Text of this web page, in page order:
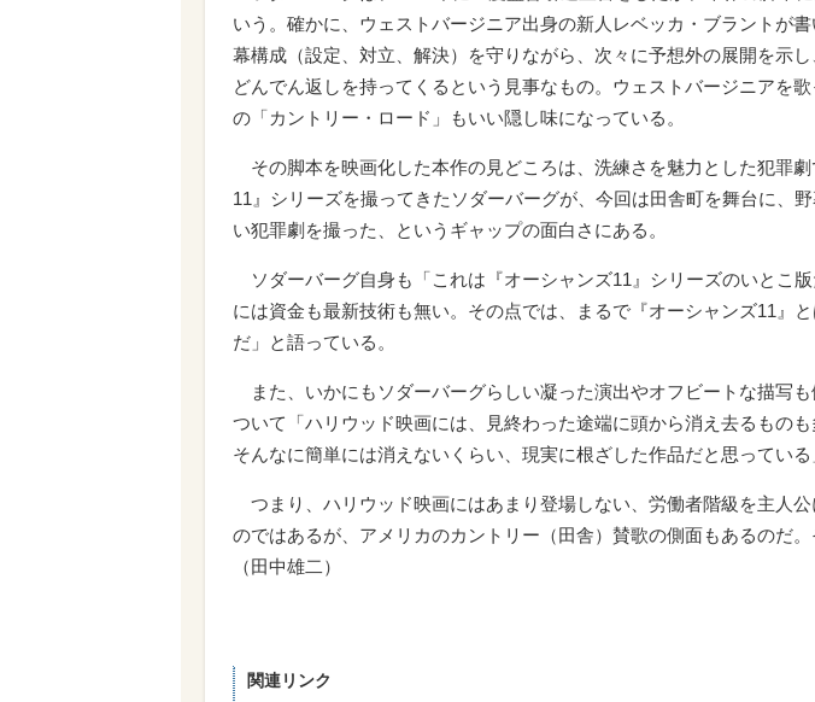
いう。確かに、ウェストバージニア出身の新人レベッカ・ブラントが
幕構成（設定、対立、解決）を守りながら、次々に予想外の展開を示
どんでん返しを持ってくるという見事なもの。ウェストバージニアを
の「カントリー・ロード」もいい隠し味になっている。
その脚本を映画化した本作の見どころは、洗練さを魅力とした犯罪
11』シリーズを撮ってきたソダーバーグが、今回は田舎町を舞台に、
い犯罪劇を撮った、というギャップの面白さにある。
ソダーバーグ自身も「これは『オーシャンズ11』シリーズのいとこ
には資金も最新技術も無い。その点では、まるで『オーシャンズ11』
だ」と語っている。
また、いかにもソダーバーグらしい凝った演出やオフビートな描写
ついて「ハリウッド映画には、見終わった途端に頭から消え去るものも
そんなに簡単には消えないくらい、現実に根ざした作品だと思っている
つまり、ハリウッド映画にはあまり登場しない、労働者階級を主人
のではあるが、アメリカのカントリー（田舎）賛歌の側面もあるのだ。
（田中雄二）
関連リンク